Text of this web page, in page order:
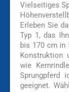
Vielseitiges
Erleben Sie
Typ 1, das
bis 170 cm in
Konstruktion
wie
Sprungpferd
geeignet.